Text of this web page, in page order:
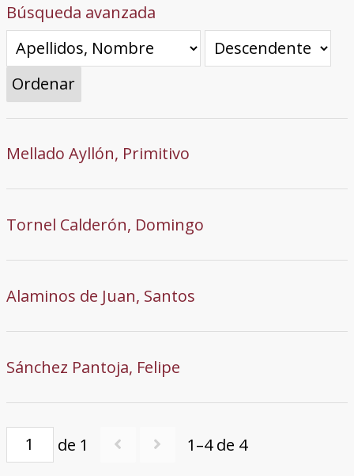
Búsqueda avanzada
Ordenar
Mellado Ayllón, Primitivo
Tornel Calderón, Domingo
Alaminos de Juan, Santos
Sánchez Pantoja, Felipe
de 1 1–4 de 4